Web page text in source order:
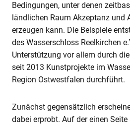
Bedingungen, unter denen
ländlichen Raum Akzeptanz und
erzeugen kann. Die Beispiele
des Wasserschloss Reelkirchen
Unterstützung vor allem durch
seit 2013 Kunstprojekte im
Region Ostwestfalen durchführt.
Zunächst gegensätzlich
dabei erprobt. Auf der einen Seite